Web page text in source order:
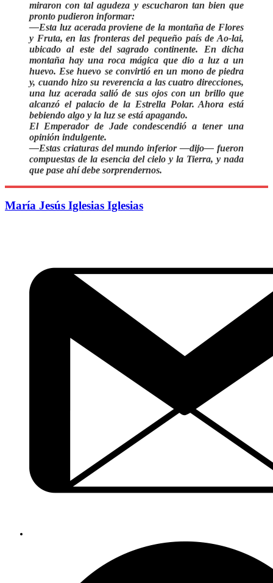
miraron con tal agudeza y escucharon tan bien que
pronto pudieron informar:
—Esta luz acerada proviene de la montaña de Flores
y Fruta, en las fronteras del pequeño país de Ao-lai,
ubicado al este del sagrado continente. En dicha
montaña hay una roca mágica que dio a luz a un
huevo. Ese huevo se convirtió en un mono de piedra
y, cuando hizo su reverencia a las cuatro direcciones,
una luz acerada salió de sus ojos con un brillo que
alcanzó el palacio de la Estrella Polar. Ahora está
bebiendo algo y la luz se está apagando.
El Emperador de Jade condescendió a tener una
opinión indulgente.
—Estas criaturas del mundo inferior —dijo— fueron
compuestas de la esencia del cielo y la Tierra, y nada
que pase ahí debe sorprendernos.
María Jesús Iglesias Iglesias